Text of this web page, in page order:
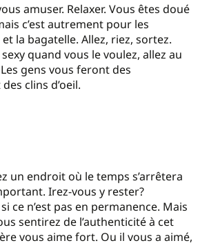
amuser. Relaxer. Vous êtes doué
c’est autrement pour les
la bagatelle. Allez, riez, sortez.
quand vous le voulez, allez au
gens vous feront des
clins d’oeil.
un endroit où le temps s’arrêtera
Irez-vous y rester?
ce n’est pas en permanence. Mais
sentirez de l’authenticité à cet
vous aime fort. Ou il vous a aimé,